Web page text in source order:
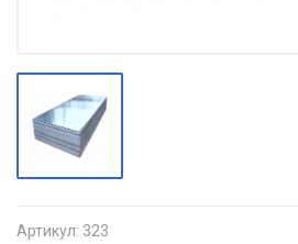
Артикул: 323